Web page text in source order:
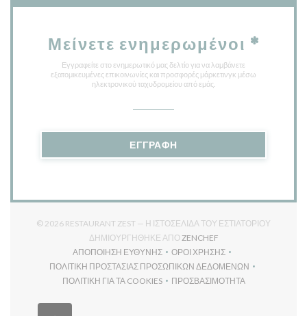
Μείνετε ενημερωμένοι *
Εγγραφείτε στο ενημερωτικό μας δελτίο για να λαμβάνετε
εξατομικευμένες επικοινωνίες και προσφορές μάρκετινγκ μέσω
ηλεκτρονικού ταχυδρομείου από εμάς.
ΕΓΓΡΑΦΉ
© 2026 RESTAURANT ZEST — Η ΙΣΤΟΣΕΛΊΔΑ ΤΟΥ ΕΣΤΙΑΤΟΡΊΟΥ
ΔΗΜΙΟΥΡΓΉΘΗΚΕ ΑΠΌZENCHEF((ΑΝΟΊΓΕΙ ΣΕ ΝΈΟ
ΑΠΟΠΟΊΗΣΗ ΕΥΘΎΝΗΣ
((ΑΝΟΊΓΕΙ ΣΕ ΝΈΟ ΠΑΡΆΘΥΡΟ))
ΌΡΟΙ ΧΡΉΣΗΣ
((ΑΝΟΊΓΕΙ ΣΕ ΝΈΟ
ΠΟΛΙΤΙΚΉ ΠΡΟΣΤΑΣΊΑΣ ΠΡΟΣΩΠΙΚΏΝ ΔΕΔΟΜΈΝΩΝ
((ΑΝΟΊΓΕΙ ΣΕ ΝΈΟ ΠΑΡΆΘΥΡΟ))
ΠΟΛΙΤΙΚΉ ΓΙΑ ΤΑ COOKIES
((ΑΝΟΊΓΕΙ ΣΕ ΝΈΟ ΠΑΡΆΘΥΡΟ))
ΠΡΟΣΒΑΣΙΜΌΤΗΤΑ
((ΑΝΟΊΓΕΙ ΣΕ ΝΈΟ